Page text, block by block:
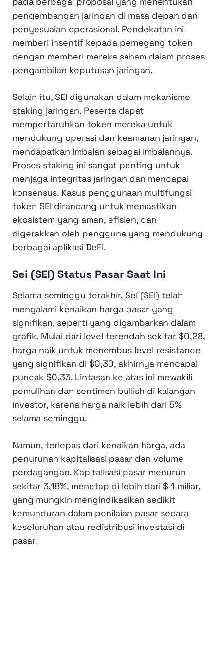
pengembangan jaringan di masa depan dan
penyesuaian operasional. Pendekatan ini
memberi insentif kepada pemegang token
dengan memberi mereka saham dalam proses
pengambilan keputusan jaringan.
Selain itu, SEI digunakan dalam mekanisme
staking jaringan. Peserta dapat
mempertaruhkan token mereka untuk
mendukung operasi dan keamanan jaringan,
mendapatkan imbalan sebagai imbalannya.
Proses staking ini sangat penting untuk
menjaga integritas jaringan dan mencapai
konsensus. Kasus penggunaan multifungsi
token SEI dirancang untuk memastikan
ekosistem yang aman, efisien, dan
digerakkan oleh pengguna yang mendukung
berbagai aplikasi DeFi.
Sei (SEI) Status Pasar Saat Ini
Selama seminggu terakhir, Sei (SEI) telah
mengalami kenaikan harga pasar yang
signifikan, seperti yang digambarkan dalam
grafik. Mulai dari level terendah sekitar $0,28,
harga naik untuk menembus level resistance
yang signifikan di $0,30, akhirnya mencapai
puncak $0,33. Lintasan ke atas ini mewakili
pemulihan dan sentimen bullish di kalangan
investor, karena harga naik lebih dari 5%
selama seminggu.
Namun, terlepas dari kenaikan harga, ada
penurunan kapitalisasi pasar dan volume
perdagangan. Kapitalisasi pasar menurun
sekitar 3,18%, menetap di lebih dari $ 1 miliar,
yang mungkin mengindikasikan sedikit
kemunduran dalam penilaian pasar secara
keseluruhan atau redistribusi investasi di
pasar.